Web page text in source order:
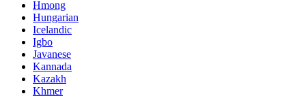
Hmong
Hungarian
Icelandic
Igbo
Javanese
Kannada
Kazakh
Khmer